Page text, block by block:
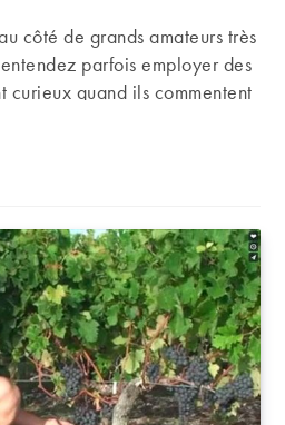
côté de grands amateurs très
parfois employer des
curieux quand ils commentent
: comprendre les expressions des